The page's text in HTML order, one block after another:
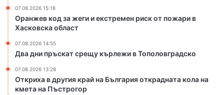
н
р
и
к
о
т
п
о
07.08.2026 15:18
Оранжев код за жеги и екстремен риск от пожари в
Хасковска област
07.08.2026 14:55
Два дни пръскат срещу кърлежи в Тополовградско
07.08.2026 13:28
Откриха в другия край на България открадната кола на
кмета на Пъстрогор